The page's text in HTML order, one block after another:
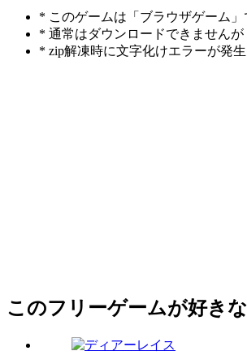
* このゲームは「ブラウザゲーム
* 通常はダウンロードできません
* zip解凍時に文字化けエラーが発
このフリーゲームが好き